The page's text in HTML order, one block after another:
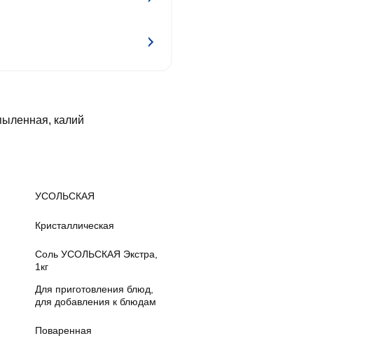
калий
УСОЛЬСКАЯ
Кристаллическая
Соль УСОЛЬСКАЯ Экстра,
1кг
Для приготовления блюд,
для добавления к блюдам
Поваренная